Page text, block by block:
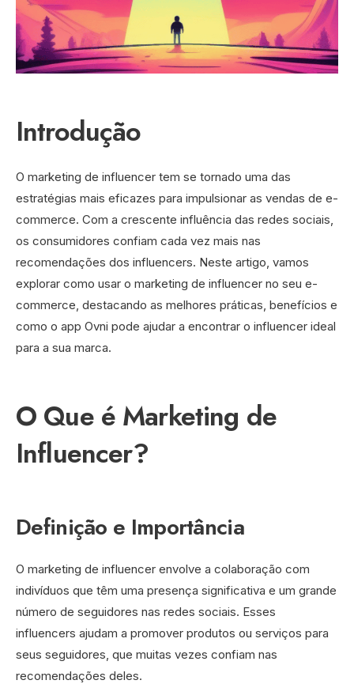
Introdução
O marketing de influencer tem se tornado uma das
estratégias mais eficazes para impulsionar as vendas de e-
commerce. Com a crescente influência das redes sociais,
os consumidores confiam cada vez mais nas
recomendações dos influencers. Neste artigo, vamos
explorar como usar o marketing de influencer no seu e-
commerce, destacando as melhores práticas, benefícios e
como o app Ovni pode ajudar a encontrar o influencer ideal
para a sua marca.
O Que é Marketing de
Influencer?
Definição e Importância
O marketing de influencer envolve a colaboração com
indivíduos que têm uma presença significativa e um grande
número de seguidores nas redes sociais. Esses
influencers ajudam a promover produtos ou serviços para
seus seguidores, que muitas vezes confiam nas
recomendações deles.